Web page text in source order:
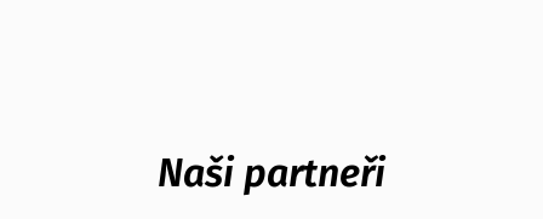
Naši partneři